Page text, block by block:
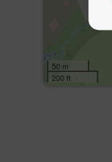
50 m
200 ft